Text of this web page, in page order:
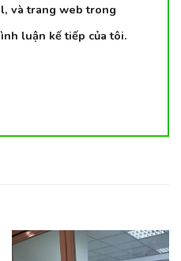
và trang web trong
luận kế tiếp của tôi.